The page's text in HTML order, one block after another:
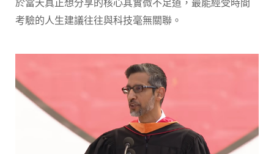
考驗的人生建議往往與科技毫無關聯。